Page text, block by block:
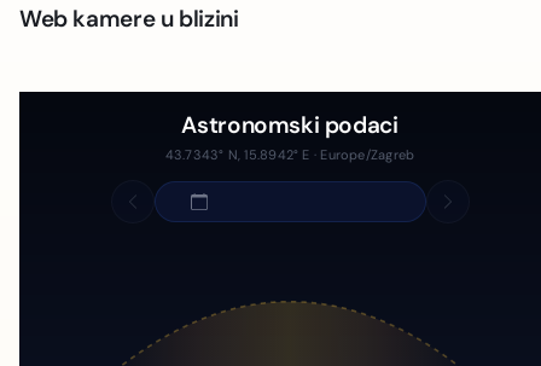
Web kamere u blizini
Astronomski podaci
43.7343° N, 15.8942° E · Europe/Zagreb